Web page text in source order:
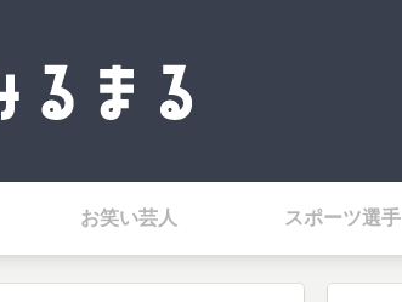
お笑い芸人 スポーツ選手